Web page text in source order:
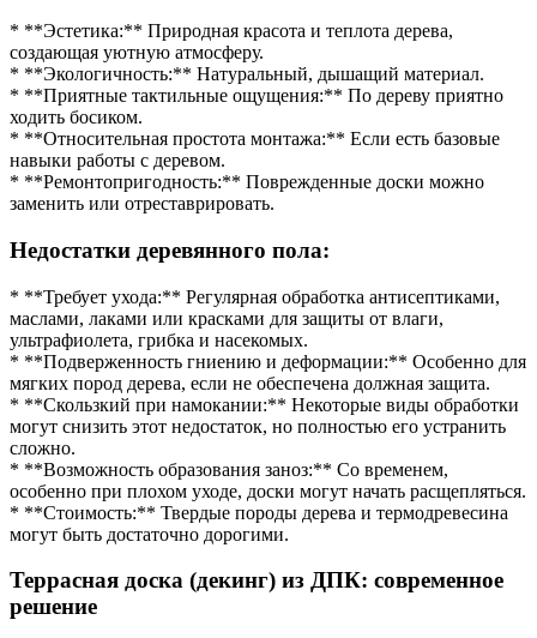
* **Эстетика:** Природная красота и теплота дерева,
создающая уютную атмосферу.
* **Экологичность:** Натуральный, дышащий материал.
* **Приятные тактильные ощущения:** По дереву приятно
ходить босиком.
* **Относительная простота монтажа:** Если есть базовые
навыки работы с деревом.
* **Ремонтопригодность:** Поврежденные доски можно
заменить или отреставрировать.
Недостатки деревянного пола:
* **Требует ухода:** Регулярная обработка антисептиками,
маслами, лаками или красками для защиты от влаги,
ультрафиолета, грибка и насекомых.
* **Подверженность гниению и деформации:** Особенно для
мягких пород дерева, если не обеспечена должная защита.
* **Скользкий при намокании:** Некоторые виды обработки
могут снизить этот недостаток, но полностью его устранить
сложно.
* **Возможность образования заноз:** Со временем,
особенно при плохом уходе, доски могут начать расщепляться.
* **Стоимость:** Твердые породы дерева и термодревесина
могут быть достаточно дорогими.
Террасная доска (декинг) из ДПК: современное
решение